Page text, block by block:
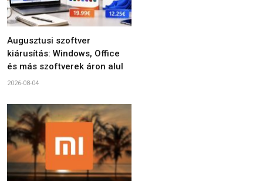
Augusztusi szoftver
kiárusítás: Windows, Office
és más szoftverek áron alul
2026-08-04